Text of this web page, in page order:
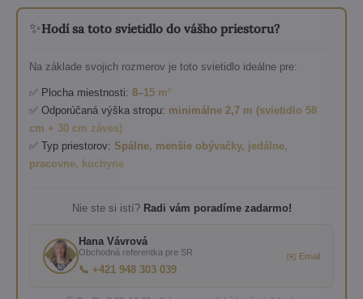
✨Hodí sa toto svietidlo do vášho priestoru?
Na základe svojich rozmerov je toto svietidlo ideálne pre:
✅ Plocha miestnosti: 8–15 m²
✅ Odporúčaná výška stropu: minimálne 2,7 m (svietidlo 58
cm + 30 cm záves)
✅ Typ priestorov: Spálne, menšie obývačky, jedálne,
pracovne, kuchyne
Nie ste si istí? Radi vám poradíme zadarmo!
Hana Vávrová
Obchodná referentka pre SR
📞 +421 948 303 039
✉️ Email